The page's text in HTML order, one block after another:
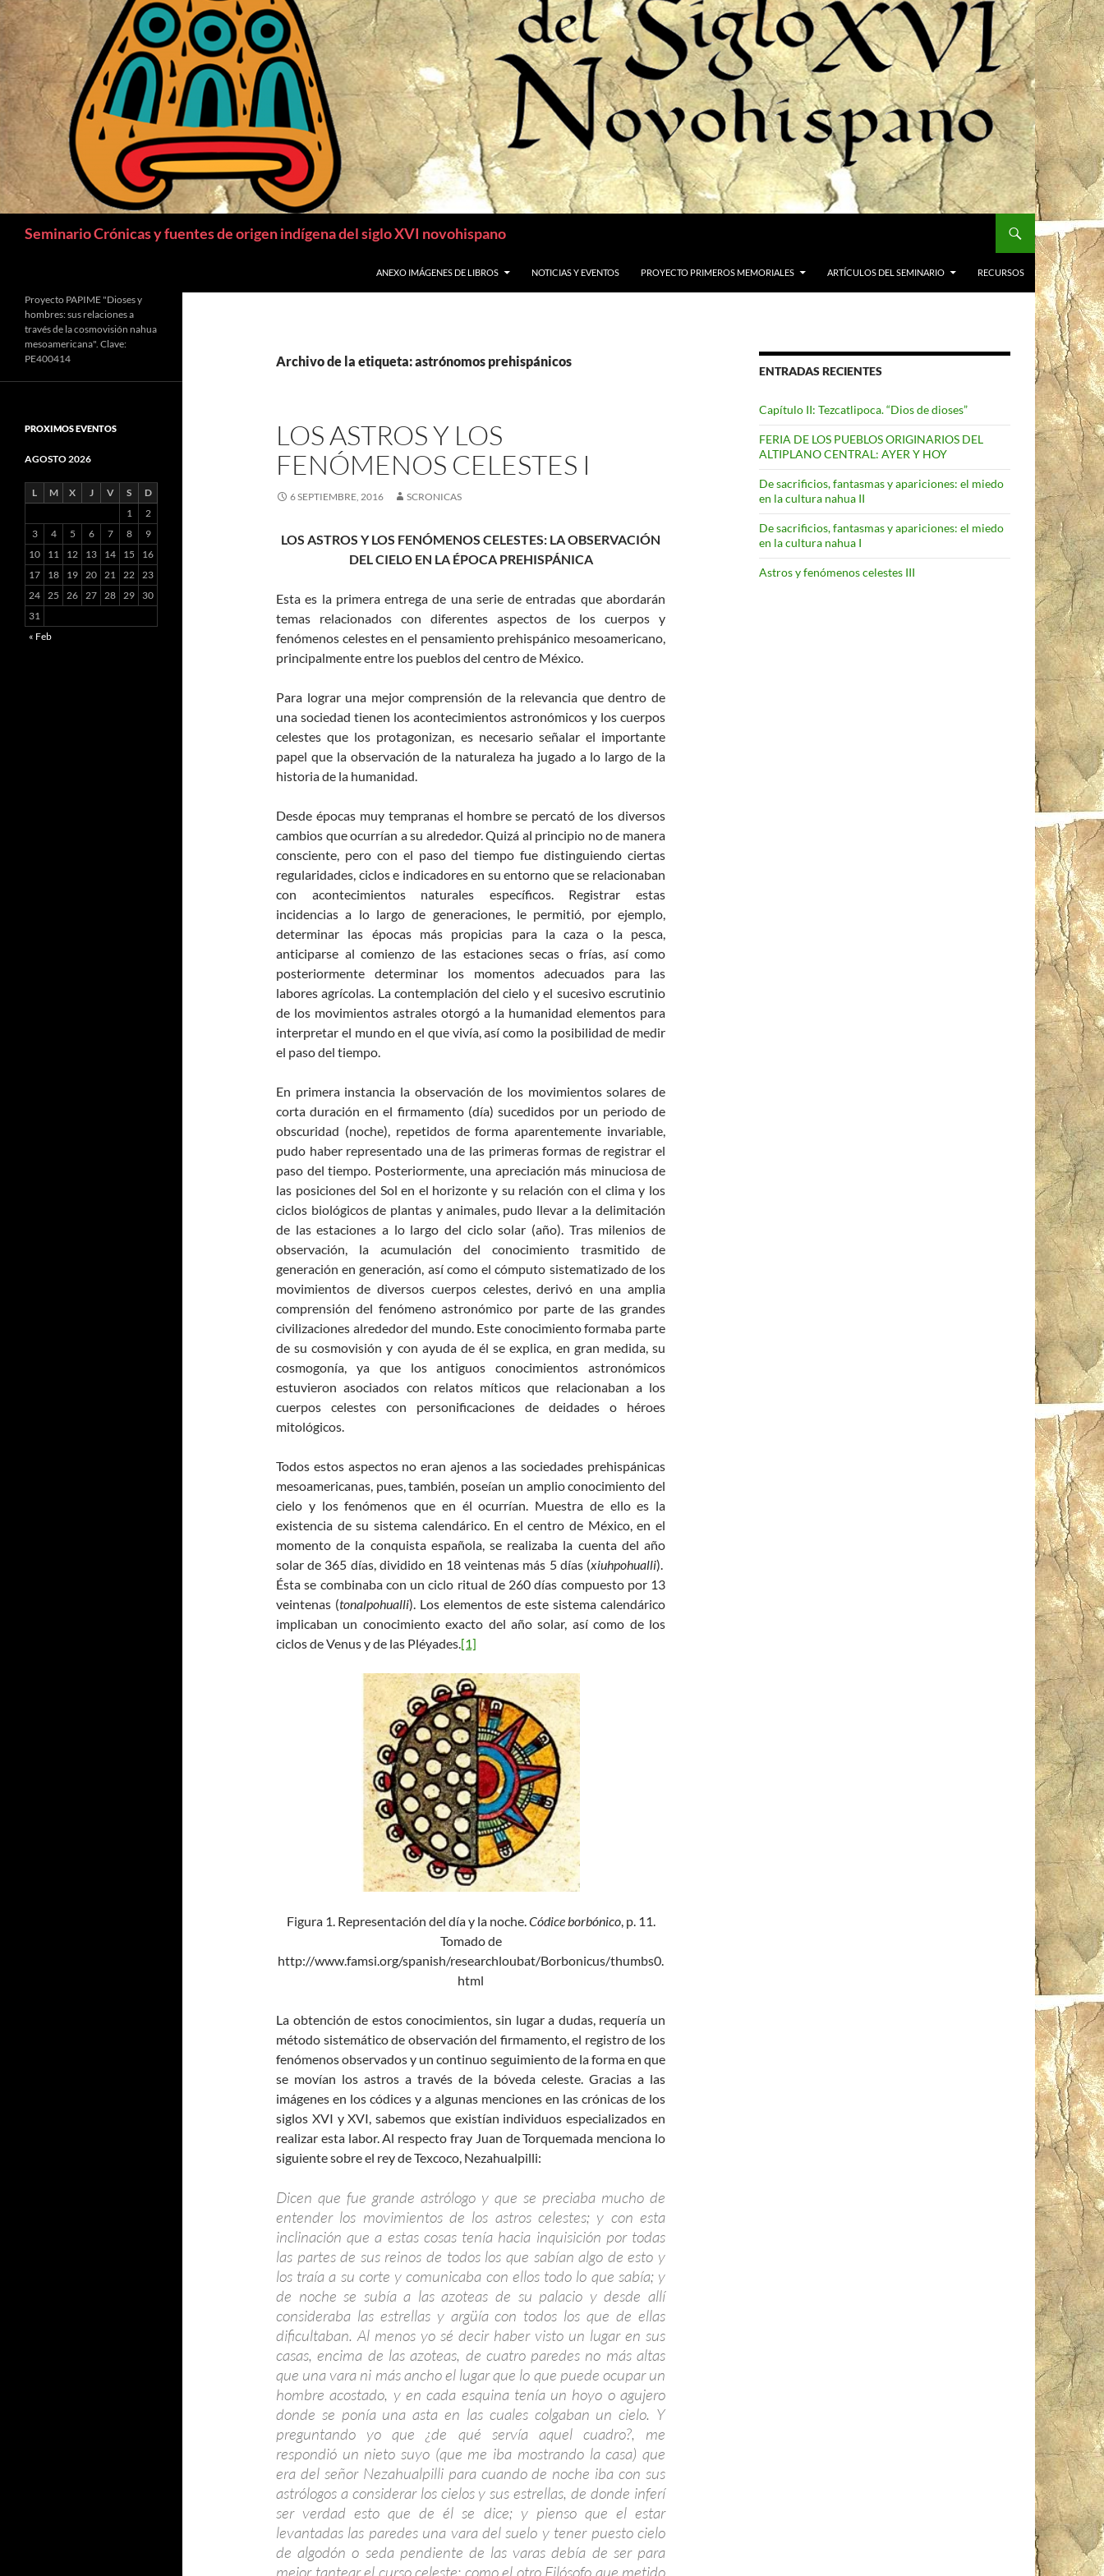
Seminario Crónicas y fuentes de origen indígena del siglo XVI novohispano
ANEXO IMÁGENES DE LIBROS NOTICIAS Y EVENTOS PROYECTO PRIMEROS MEMORIALES ARTÍCULOS DEL SEMINARIO RECURSOS
Archivo de la etiqueta: astrónomos prehispánicos
LOS ASTROS Y LOS
FENÓMENOS CELESTES I
6 SEPTIEMBRE, 2016 SCRONICAS
LOS ASTROS Y LOS FENÓMENOS CELESTES: LA OBSERVACIÓN
DEL CIELO EN LA ÉPOCA PREHISPÁNICA
Esta es la primera entrega de una serie de entradas que abordarán
temas relacionados con diferentes aspectos de los cuerpos y
fenómenos celestes en el pensamiento prehispánico mesoamericano,
principalmente entre los pueblos del centro de México.
Para lograr una mejor comprensión de la relevancia que dentro de
una sociedad tienen los acontecimientos astronómicos y los cuerpos
celestes que los protagonizan, es necesario señalar el importante
papel que la observación de la naturaleza ha jugado a lo largo de la
historia de la humanidad.
Desde épocas muy tempranas el hombre se percató de los diversos
cambios que ocurrían a su alrededor. Quizá al principio no de manera
consciente, pero con el paso del tiempo fue distinguiendo ciertas
regularidades, ciclos e indicadores en su entorno que se relacionaban
con acontecimientos naturales específicos. Registrar estas
incidencias a lo largo de generaciones, le permitió, por ejemplo,
determinar las épocas más propicias para la caza o la pesca,
anticiparse al comienzo de las estaciones secas o frías, así como
posteriormente determinar los momentos adecuados para las
labores agrícolas. La contemplación del cielo y el sucesivo escrutinio
de los movimientos astrales otorgó a la humanidad elementos para
interpretar el mundo en el que vivía, así como la posibilidad de medir
el paso del tiempo.
En primera instancia la observación de los movimientos solares de
corta duración en el firmamento (día) sucedidos por un periodo de
obscuridad (noche), repetidos de forma aparentemente invariable,
pudo haber representado una de las primeras formas de registrar el
paso del tiempo. Posteriormente, una apreciación más minuciosa de
las posiciones del Sol en el horizonte y su relación con el clima y los
ciclos biológicos de plantas y animales, pudo llevar a la delimitación
de las estaciones a lo largo del ciclo solar (año). Tras milenios de
observación, la acumulación del conocimiento trasmitido de
generación en generación, así como el cómputo sistematizado de los
movimientos de diversos cuerpos celestes, derivó en una amplia
comprensión del fenómeno astronómico por parte de las grandes
civilizaciones alrededor del mundo. Este conocimiento formaba parte
de su cosmovisión y con ayuda de él se explica, en gran medida, su
cosmogonía, ya que los antiguos conocimientos astronómicos
estuvieron asociados con relatos míticos que relacionaban a los
cuerpos celestes con personificaciones de deidades o héroes
mitológicos.
Todos estos aspectos no eran ajenos a las sociedades prehispánicas
mesoamericanas, pues, también, poseían un amplio conocimiento del
cielo y los fenómenos que en él ocurrían. Muestra de ello es la
existencia de su sistema calendárico. En el centro de México, en el
momento de la conquista española, se realizaba la cuenta del año
solar de 365 días, dividido en 18 veintenas más 5 días (xiuhpohualli).
Ésta se combinaba con un ciclo ritual de 260 días compuesto por 13
veintenas (tonalpohualli). Los elementos de este sistema calendárico
implicaban un conocimiento exacto del año solar, así como de los
ciclos de Venus y de las Pléyades.[1]
Figura 1. Representación del día y la noche.Códice borbónico, p. 11.
Tomado de
http://www.famsi.org/spanish/researchloubat/Borbonicus/thumbs0.
html
La obtención de estos conocimientos, sin lugar a dudas, requería un
método sistemático de observación del firmamento, el registro de los
fenómenos observados y un continuo seguimiento de la forma en que
se movían los astros a través de la bóveda celeste. Gracias a las
imágenes en los códices y a algunas menciones en las crónicas de los
siglos XVI y XVI, sabemos que existían individuos especializados en
realizar esta labor. Al respecto fray Juan de Torquemada menciona lo
siguiente sobre el rey de Texcoco, Nezahualpilli:
Dicen que fue grande astrólogo y que se preciaba mucho de
entender los movimientos de los astros celestes; y con esta
inclinación que a estas cosas tenía hacia inquisición por todas
las partes de sus reinos de todos los que sabían algo de esto y
los traía a su corte y comunicaba con ellos todo lo que sabía; y
de noche se subía a las azoteas de su palacio y desde allí
consideraba las estrellas y argüía con todos los que de ellas
dificultaban. Al menos yo sé decir haber visto un lugar en sus
casas, encima de las azoteas, de cuatro paredes no más altas
que una vara ni más ancho el lugar que lo que puede ocupar un
hombre acostado, y en cada esquina tenía un hoyo o agujero
donde se ponía una asta en las cuales colgaban un cielo. Y
preguntando yo que ¿de qué servía aquel cuadro?, me
respondió un nieto suyo (que me iba mostrando la casa) que
era del señor Nezahualpilli para cuando de noche iba con sus
astrólogos a considerar los cielos y sus estrellas, de donde inferí
ser verdad esto que de él se dice; y pienso que el estar
levantadas las paredes una vara del suelo y tener puesto cielo
de algodón o seda pendiente de las varas debía de ser para
mejor tantear el curso celeste; como el otro Filósofo que metido
ENTRADAS RECIENTES
Capítulo II: Tezcatlipoca. “Dios de dioses”
FERIA DE LOS PUEBLOS ORIGINARIOS DEL
ALTIPLANO CENTRAL: AYER Y HOY
De sacrificios, fantasmas y apariciones: el miedo
en la cultura nahua II
De sacrificios, fantasmas y apariciones: el miedo
en la cultura nahua I
Astros y fenómenos celestes III
Proyecto PAPIME "Dioses y
hombres: sus relaciones a
través de la cosmovisión nahua
mesoamericana". Clave:
PE400414
PROXIMOS EVENTOS
AGOSTO 2026
L M X J V S
D
1
2
3
4 5 6 7 8
9
10
11 12 13 14 15
16
17
18 19 20 21 22 23
24 25 26 27 28 29
30
31
« Feb